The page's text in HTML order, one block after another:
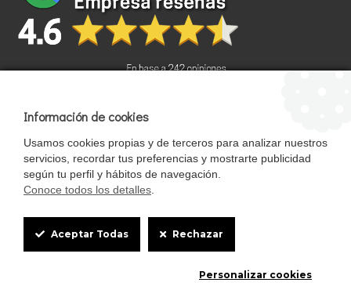
Términos y condiciones
politica de privacidad
Mapa del sitio
StrongCages SL . Reservado todos los derechos
folio 15 / inscripción 1 con hoja SE-102111, Mairena del Alcor, Sevilla,
Cookie
Box
Información de cookies
Usamos cookies propias y de terceros para analizar nuestros
servicios, recordar tus preferencias y mostrarte publicidad
según tu perfil y hábitos de navegación.
Conoce todos los detalles
Aceptar Todas Rechazar
Personalizar cookies